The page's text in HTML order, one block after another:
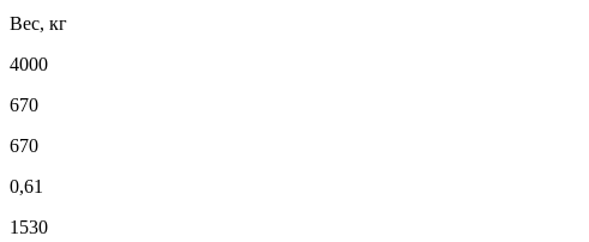
Вес, кг
4000
670
670
0,61
1530